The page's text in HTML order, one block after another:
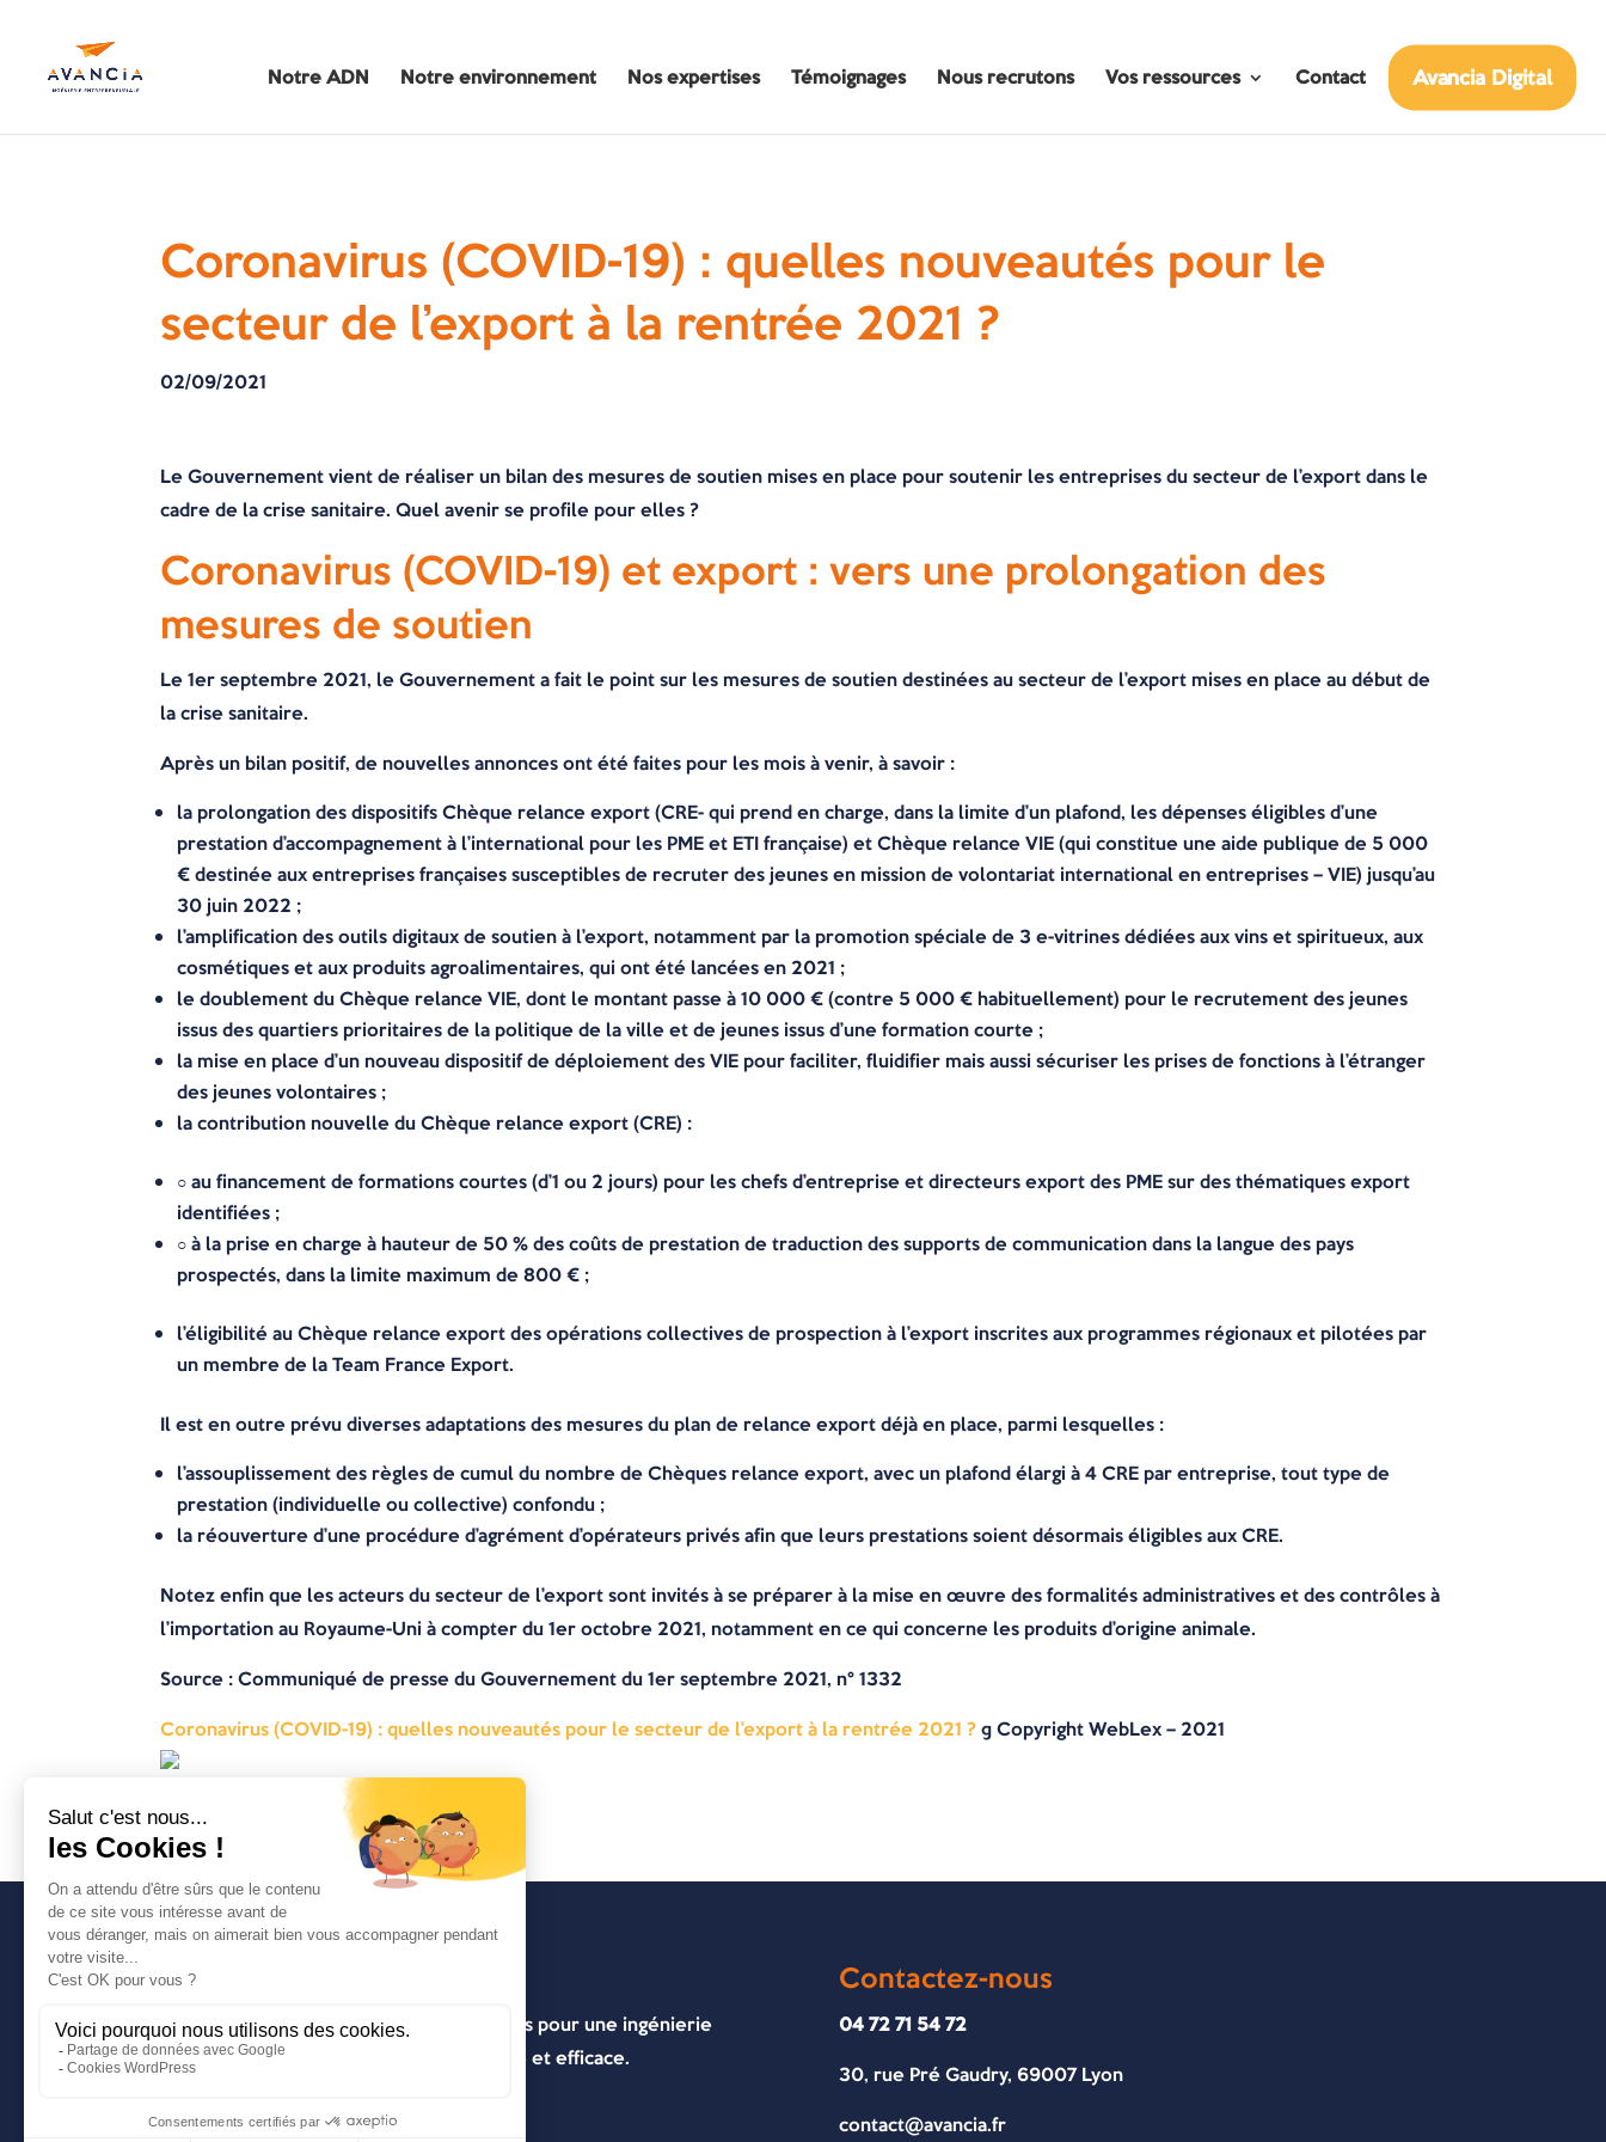
Notre ADN Notre environnement Nos expertises Témoignages Nous recrutons Vos ressources Contact Avancia Digital
Coronavirus (COVID-19) : quelles nouveautés pour le
secteur de l’export à la rentrée 2021 ?
02/09/2021
Le Gouvernement vient de réaliser un bilan des mesures de soutien mises en place pour soutenir les entreprises du secteur de l’export dans le
cadre de la crise sanitaire. Quel avenir se profile pour elles ?
Coronavirus (COVID-19) et export : vers une prolongation des
mesures de soutien
Le 1er septembre 2021, le Gouvernement a fait le point sur les mesures de soutien destinées au secteur de l’export mises en place au début de
la crise sanitaire.
Après un bilan positif, de nouvelles annonces ont été faites pour les mois à venir, à savoir :
la prolongation des dispositifs Chèque relance export (CRE- qui prend en charge, dans la limite d’un plafond, les dépenses éligibles d’une
prestation d’accompagnement à l’international pour les PME et ETI française) et Chèque relance VIE (qui constitue une aide publique de 5 000
€ destinée aux entreprises françaises susceptibles de recruter des jeunes en mission de volontariat international en entreprises – VIE) jusqu’au
30 juin 2022 ;
l’amplification des outils digitaux de soutien à l’export, notamment par la promotion spéciale de 3 e-vitrines dédiées aux vins et spiritueux, aux
cosmétiques et aux produits agroalimentaires, qui ont été lancées en 2021 ;
le doublement du Chèque relance VIE, dont le montant passe à 10 000 € (contre 5 000 € habituellement) pour le recrutement des jeunes
issus des quartiers prioritaires de la politique de la ville et de jeunes issus d’une formation courte ;
la mise en place d’un nouveau dispositif de déploiement des VIE pour faciliter, fluidifier mais aussi sécuriser les prises de fonctions à l’étranger
des jeunes volontaires ;
la contribution nouvelle du Chèque relance export (CRE) :
○ au financement de formations courtes (d’1 ou 2 jours) pour les chefs d’entreprise et directeurs export des PME sur des thématiques export
identifiées ;
○ à la prise en charge à hauteur de 50 % des coûts de prestation de traduction des supports de communication dans la langue des pays
prospectés, dans la limite maximum de 800 € ;
l’éligibilité au Chèque relance export des opérations collectives de prospection à l’export inscrites aux programmes régionaux et pilotées par
un membre de la Team France Export.
Il est en outre prévu diverses adaptations des mesures du plan de relance export déjà en place, parmi lesquelles :
l’assouplissement des règles de cumul du nombre de Chèques relance export, avec un plafond élargi à 4 CRE par entreprise, tout type de
prestation (individuelle ou collective) confondu ;
la réouverture d’une procédure d’agrément d’opérateurs privés afin que leurs prestations soient désormais éligibles aux CRE.
Notez enfin que les acteurs du secteur de l’export sont invités à se préparer à la mise en œuvre des formalités administratives et des contrôles à
l’importation au Royaume-Uni à compter du 1er octobre 2021, notamment en ce qui concerne les produits d’origine animale.
Source : Communiqué de presse du Gouvernement du 1er septembre 2021, n° 1332
Coronavirus (COVID-19) : quelles nouveautés pour le secteur de l’export à la rentrée 2021 ?© Copyright WebLex – 2021
Avancia
Un cabinet d’expertise comptable lyonnais pour une ingénierie
entrepreneuriale pragmatique, innovante et efficace.
Contactez-nous
04 72 71 54 72
30, rue Pré Gaudry, 69007 Lyon
contact@avancia.fr